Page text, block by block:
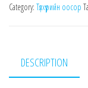
Category: Түлхүүрийн оосор
DESCRIPTION